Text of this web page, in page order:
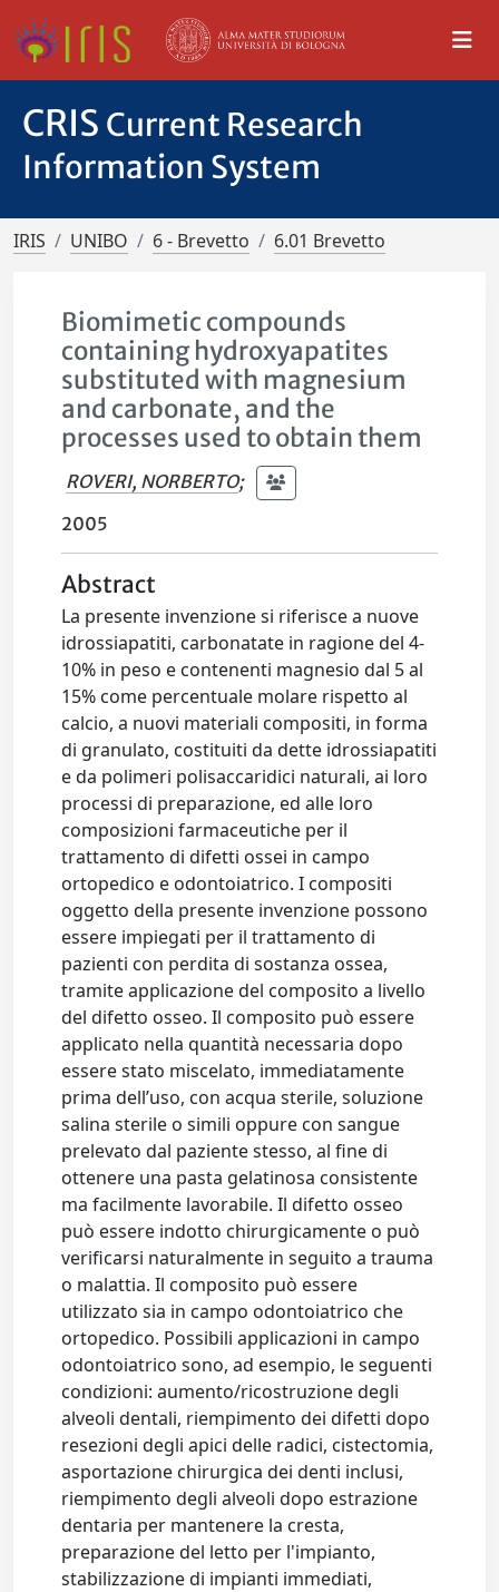
CRIS Current Research
Information System
IRIS UNIBO 6 - Brevetto 6.01 Brevetto
Biomimetic compounds
containing hydroxyapatites
substituted with magnesium
and carbonate, and the
processes used to obtain them
ROVERI, NORBERTO;
2005
Abstract
La presente invenzione si riferisce a nuove
idrossiapatiti, carbonatate in ragione del 4-
10% in peso e contenenti magnesio dal 5 al
15% come percentuale molare rispetto al
calcio, a nuovi materiali compositi, in forma
di granulato, costituiti da dette idrossiapatiti
e da polimeri polisaccaridici naturali, ai loro
processi di preparazione, ed alle loro
composizioni farmaceutiche per il
trattamento di difetti ossei in campo
ortopedico e odontoiatrico. I compositi
oggetto della presente invenzione possono
essere impiegati per il trattamento di
pazienti con perdita di sostanza ossea,
tramite applicazione del composito a livello
del difetto osseo. Il composito può essere
applicato nella quantità necessaria dopo
essere stato miscelato, immediatamente
prima dell’uso, con acqua sterile, soluzione
salina sterile o simili oppure con sangue
prelevato dal paziente stesso, al fine di
ottenere una pasta gelatinosa consistente
ma facilmente lavorabile. Il difetto osseo
può essere indotto chirurgicamente o può
verificarsi naturalmente in seguito a trauma
o malattia. Il composito può essere
utilizzato sia in campo odontoiatrico che
ortopedico. Possibili applicazioni in campo
odontoiatrico sono, ad esempio, le seguenti
condizioni: aumento/ricostruzione degli
alveoli dentali, riempimento dei difetti dopo
resezioni degli apici delle radici, cistectomia,
asportazione chirurgica dei denti inclusi,
riempimento degli alveoli dopo estrazione
dentaria per mantenere la cresta,
preparazione del letto per l'impianto,
stabilizzazione di impianti immediati,